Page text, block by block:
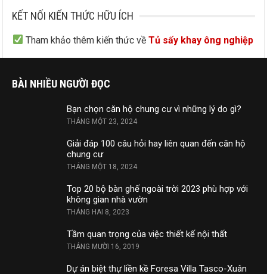
KẾT NỐI KIẾN THỨC HỮU ÍCH
Tham khảo thêm kiến thức về Tủ sấy khay ông nghiệp
BÀI NHIỀU NGƯỜI ĐỌC
Bạn chọn căn hộ chung cư vì những lý do gì?
THÁNG MỘT 23, 2024
Giải đáp 100 câu hỏi hay liên quan đến căn hộ
chung cư
THÁNG MỘT 18, 2024
Top 20 bộ bàn ghế ngoài trời 2023 phù hợp với
không gian nhà vườn
THÁNG HAI 8, 2023
Tầm quan trọng của việc thiết kế nội thất
THÁNG MƯỜI 16, 2019
Dự án biệt thự liền kề Foresa Villa Tasco-Xuân